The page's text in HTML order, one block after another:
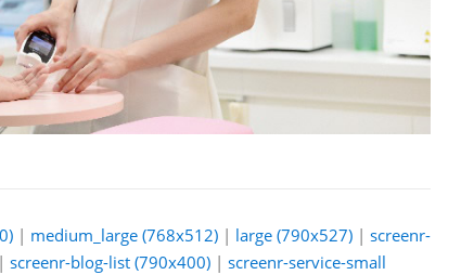
| medium_large (768x512) | large (790x527) | screenr-
| screenr-blog-list (790x400) | screenr-service-small